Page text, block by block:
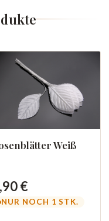
Weiß
€
NUR NOCH 1 STK.